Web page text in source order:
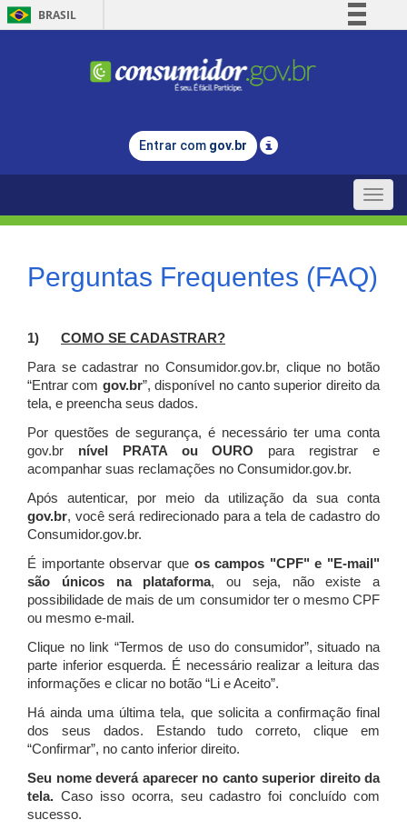
BRASIL
Comunica BR
Legislação
Entrar com gov.br
Toggle
Perguntas Frequentes (FAQ)
1) COMO SE CADASTRAR?
Para se cadastrar no Consumidor.gov.br, clique no botão
“Entrar com gov.br”, disponível no canto superior direito da
tela, e preencha seus dados.
Por questões de segurança, é necessário ter uma conta
gov.br nível PRATA ou OURO para registrar e
acompanhar suas reclamações no Consumidor.gov.br.
Após autenticar, por meio da utilização da sua conta
gov.br, você será redirecionado para a tela de cadastro do
Consumidor.gov.br.
É importante observar que os campos "CPF" e "E-mail"
são únicos na plataforma, ou seja, não existe a
possibilidade de mais de um consumidor ter o mesmo CPF
ou mesmo e-mail.
Clique no link “Termos de uso do consumidor”, situado na
parte inferior esquerda. É necessário realizar a leitura das
informações e clicar no botão “Li e Aceito”.
Há ainda uma última tela, que solicita a confirmação final
dos seus dados. Estando tudo correto, clique em
“Confirmar”, no canto inferior direito.
Seu nome deverá aparecer no canto superior direito da
tela. Caso isso ocorra, seu cadastro foi concluído com
sucesso.